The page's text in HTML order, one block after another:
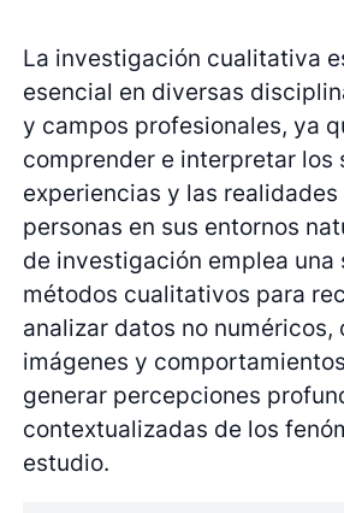
La investigación cualitativa
esencial en diversas
y campos profesionales, ya
comprender e interpretar los
experiencias y las
personas en sus entornos
de investigación emplea una
métodos cualitativos para
analizar datos no numéricos,
imágenes y
generar percepciones
contextualizadas de los
estudio.